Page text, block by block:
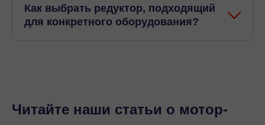
Как выбрать редуктор, подходящий
для конкретного оборудования?
Читайте наши статьи о мотор-